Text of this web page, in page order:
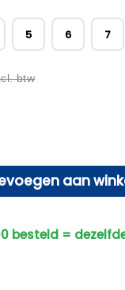
5 6 7
btw
aan
besteld =